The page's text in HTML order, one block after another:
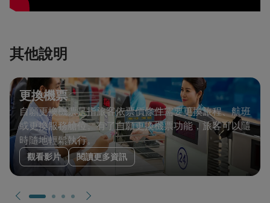
其他說明
更換機票
自願更換機票是指旅客依票價條件需要更換旅程、航班
或更換服務艙位。有了自願更換機票功能，旅客可以隨
時隨地輕鬆執行。
觀看影片 閱讀更多資訊